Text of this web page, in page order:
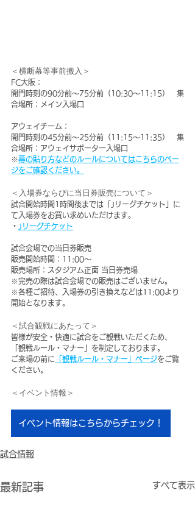
＜横断幕等事前搬入＞
FC大阪：
開門時刻の90分前～75分前 （ 10:30～11:15）　集
合場所：メイン入場口
アウェイチーム：
開門時刻の45分前～25分前（11:15～11:35）　集
合場所：アウェイサポーター入場口
※幕の貼り方などのルールについてはこちらのペー
ジをご確認ください。
＜入場券ならびに当日券販売について＞
試合開始時間1時間後までは「Jリーグチケット」に
て入場券をお買い求めいただけます。
・ Jリーグチケット
試合会場での当日券販売
販売開始時間：11:00～
販売場所：スタジアム正面 当日券売場
※完売の際は試合会場での販売はございません。
※各種ご招待、入場券の引き換えなどは11:00より
開始となります。
＜試合観戦にあたって＞
皆様が安全・快適に試合をご観戦いただくため、
「観戦ルール・マナー」を制定しております。
ご来場の前に 「観戦ルール・マナー」ページをご覧
ください。
＜イベント情報＞
イベント情報はこちらからチェック！
試合情報
最新記事 すべて表示